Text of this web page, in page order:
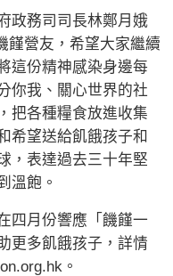
務司司長林鄭月娥
饉營友，希望大家繼續
這份精神感染身邊每
你我、關心世界的社
把各種糧食放進收集
希望送給飢餓孩子和
，表達過去三十年堅
溫飽。
月份響應「饑饉一
更多飢餓孩子，詳情
。